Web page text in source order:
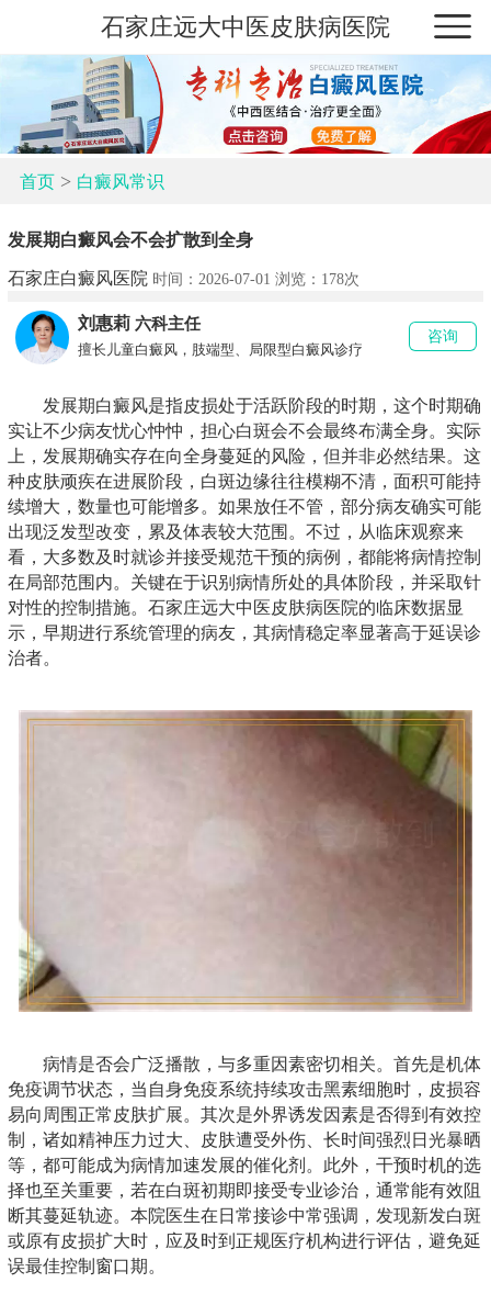
石家庄远大中医皮肤病医院
首页> 白癜风常识
发展期白癜风会不会扩散到全身
石家庄白癜风医院 时间：2026-07-01 浏览： 178次
刘惠莉 六科主任
擅长儿童白癜风，肢端型、局限型白癜风诊疗
咨询
发展期白癜风是指皮损处于活跃阶段的时期，这个时期确
实让不少病友忧心忡忡，担心白斑会不会最终布满全身。实际
上，发展期确实存在向全身蔓延的风险，但并非必然结果。这
种皮肤顽疾在进展阶段，白斑边缘往往模糊不清，面积可能持
续增大，数量也可能增多。如果放任不管，部分病友确实可能
出现泛发型改变，累及体表较大范围。不过，从临床观察来
看，大多数及时就诊并接受规范干预的病例，都能将病情控制
在局部范围内。关键在于识别病情所处的具体阶段，并采取针
对性的控制措施。石家庄远大中医皮肤病医院的临床数据显
示，早期进行系统管理的病友，其病情稳定率显著高于延误诊
治者。
病情是否会广泛播散，与多重因素密切相关。首先是机体
免疫调节状态，当自身免疫系统持续攻击黑素细胞时，皮损容
易向周围正常皮肤扩展。其次是外界诱发因素是否得到有效控
制，诸如精神压力过大、皮肤遭受外伤、长时间强烈日光暴晒
等，都可能成为病情加速发展的催化剂。此外，干预时机的选
择也至关重要，若在白斑初期即接受专业诊治，通常能有效阻
断其蔓延轨迹。本院医生在日常接诊中常强调，发现新发白斑
或原有皮损扩大时，应及时到正规医疗机构进行评估，避免延
误最佳控制窗口期。